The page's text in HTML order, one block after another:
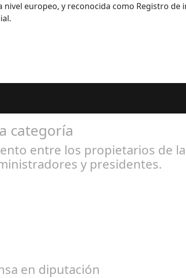
europeo, y reconocida como Registro de
categoría
entre los propietarios de
y presidentes.
en diputación